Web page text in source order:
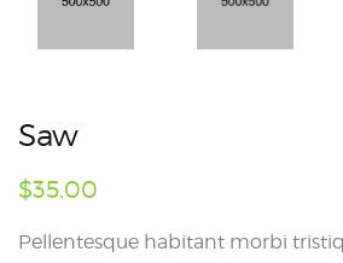
Saw
$35.00
Pellentesque habitant morbi